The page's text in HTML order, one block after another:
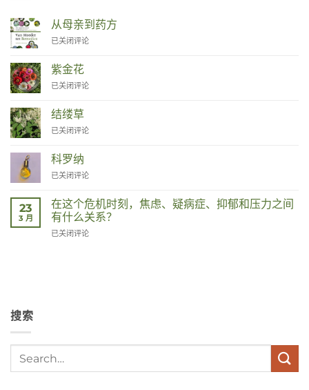
从母亲到药方
Van
tot
Remedies
已关闭评论
紫金花
Zinnia
已关闭评论
结缕草
Duizendknoop
已关闭评论
科罗纳
Corona
已关闭评论
23
3 月
在这个危机时刻，焦虑、疑病症、抑郁和压力之间
有什么关系？
Wat
in
deze
已关闭评论
搜索